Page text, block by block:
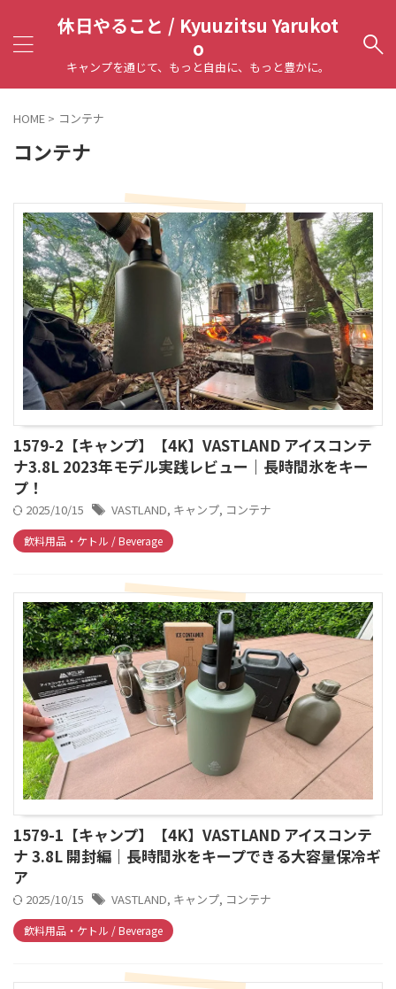
休日やること / Kyuuzitsu Yarukot
o
キャンプを通じて、もっと自由に、もっと豊かに。
HOME > コンテナ
コンテナ
1579-2【キャンプ】【4K】VASTLAND アイスコンテ
ナ3.8L 2023年モデル実践レビュー｜長時間氷をキー
プ！
2025/10/15 VASTLAND, キャンプ, コンテナ
飲料用品・ケトル / Beverage
1579-1【キャンプ】【4K】VASTLAND アイスコンテ
ナ 3.8L 開封編｜長時間氷をキープできる大容量保冷ギ
ア
2025/10/15 VASTLAND, キャンプ, コンテナ
飲料用品・ケトル / Beverage